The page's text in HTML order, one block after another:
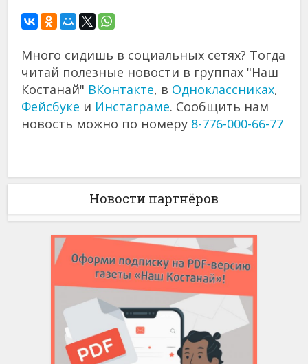
Много сидишь в социальных сетях? Тогда
читай полезные новости в группах "Наш
Костанай" ВКонтакте, в Одноклассниках,
Фейсбуке и Инстаграме. Сообщить нам
новость можно по номеру 8-776-000-66-77
Новости партнёров